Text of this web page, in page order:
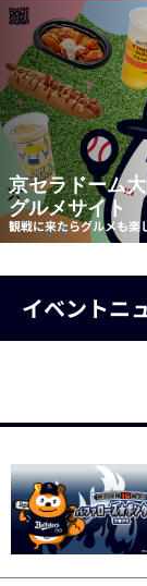
京セラドーム
グルメサイト
観戦に来たらグルメも楽
イベントニ